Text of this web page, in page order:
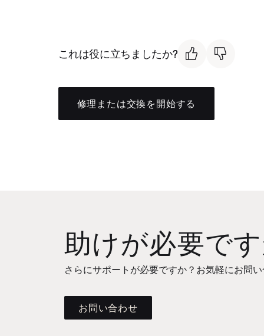
これは役に立ちましたか?
修理または交換を開始する
助けが必要で
さらにサポートが必要ですか？お気軽にお問
お問い合わせ